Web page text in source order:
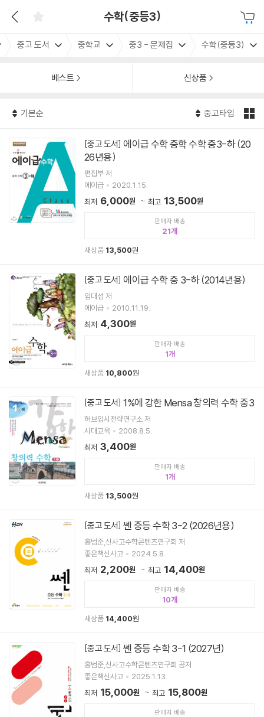
수학(중등3)
중고 도서 중학교 중3 - 문제집 수학(중등3)
베스트 신상품
기본순 중고타입
[중고 도서] 에이급 수학 중학 수학 중3-하 (20
26년용)
편집부 저
에이급
2020.1.15.
최저 6,000원 최고 13,500원
판매자 배송
21
새상품 13,500원
[중고 도서] 에이급 수학 중 3-하 (2014년용)
임대섭 저
에이급
2010.11.19.
최저 4,300원
판매자 배송
1
새상품 10,800원
[중고 도서] 1%에 강한 Mensa 창의력 수학 중3
허브입시전략연구소 저
시대교육
2008.8.5.
최저 3,400원
판매자 배송
1
새상품 13,500원
[중고 도서] 쎈 중등 수학 3-2 (2026년용)
홍범준,신사고수학콘텐츠연구회 저
좋은책신사고
2024.5.8.
최저 2,200원 최고 14,400원
판매자 배송
10
새상품 14,400원
[중고 도서] 쎈 중등 수학 3-1 (2027년)
홍범준,신사고수학콘텐츠연구회 공저
좋은책신사고
2025.1.13.
최저 15,000원 최고 15,800원
판매자 배송